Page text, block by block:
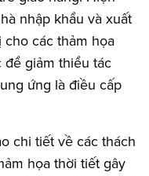
nhập khẩu và xuất
các thảm họa
để giảm thiểu tác
ứng là điều cấp
chi tiết về các thách
họa thời tiết gây